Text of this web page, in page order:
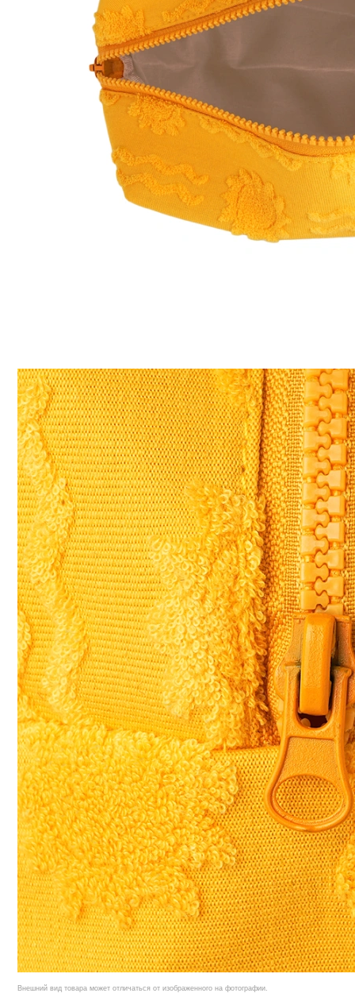
Внешний вид товара может отличаться от изображенного на фотографии.